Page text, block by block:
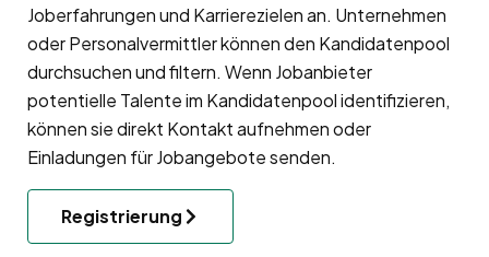
Joberfahrungen und Karrierezielen an. Unternehmen
oder Personalvermittler können den Kandidatenpool
durchsuchen und filtern. Wenn Jobanbieter
potentielle Talente im Kandidatenpool identifizieren,
können sie direkt Kontakt aufnehmen oder
Einladungen für Jobangebote senden.
Registrierung